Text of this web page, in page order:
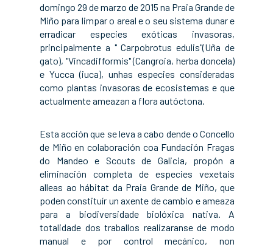
domingo 29 de marzo de 2015 na Praia Grande de
Miño para limpar o areal e o seu sistema dunar e
erradicar especies exóticas invasoras,
principalmente a " Carpobrotus edulis"(Uña de
gato), "Vincadifformis" (Cangroia, herba doncela)
e Yucca (iuca), unhas especies consideradas
como plantas invasoras de ecosistemas e que
actualmente ameazan a flora autóctona.
Esta acción que se leva a cabo dende o Concello
de Miño en colaboración coa Fundación Fragas
do Mandeo e Scouts de Galicia, propón a
eliminación completa de especies vexetais
alleas ao hábitat da Praia Grande de Miño, que
poden constituír un axente de cambio e ameaza
para a biodiversidade biolóxica nativa. A
totalidade dos traballos realizaranse de modo
manual e por control mecánico, non